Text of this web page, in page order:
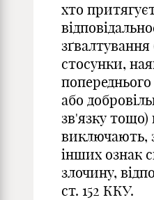
хто
стосунки,
або
зв'язку тощо)
виключають,
інших ознак
злочину,
ст. 152 ККУ.